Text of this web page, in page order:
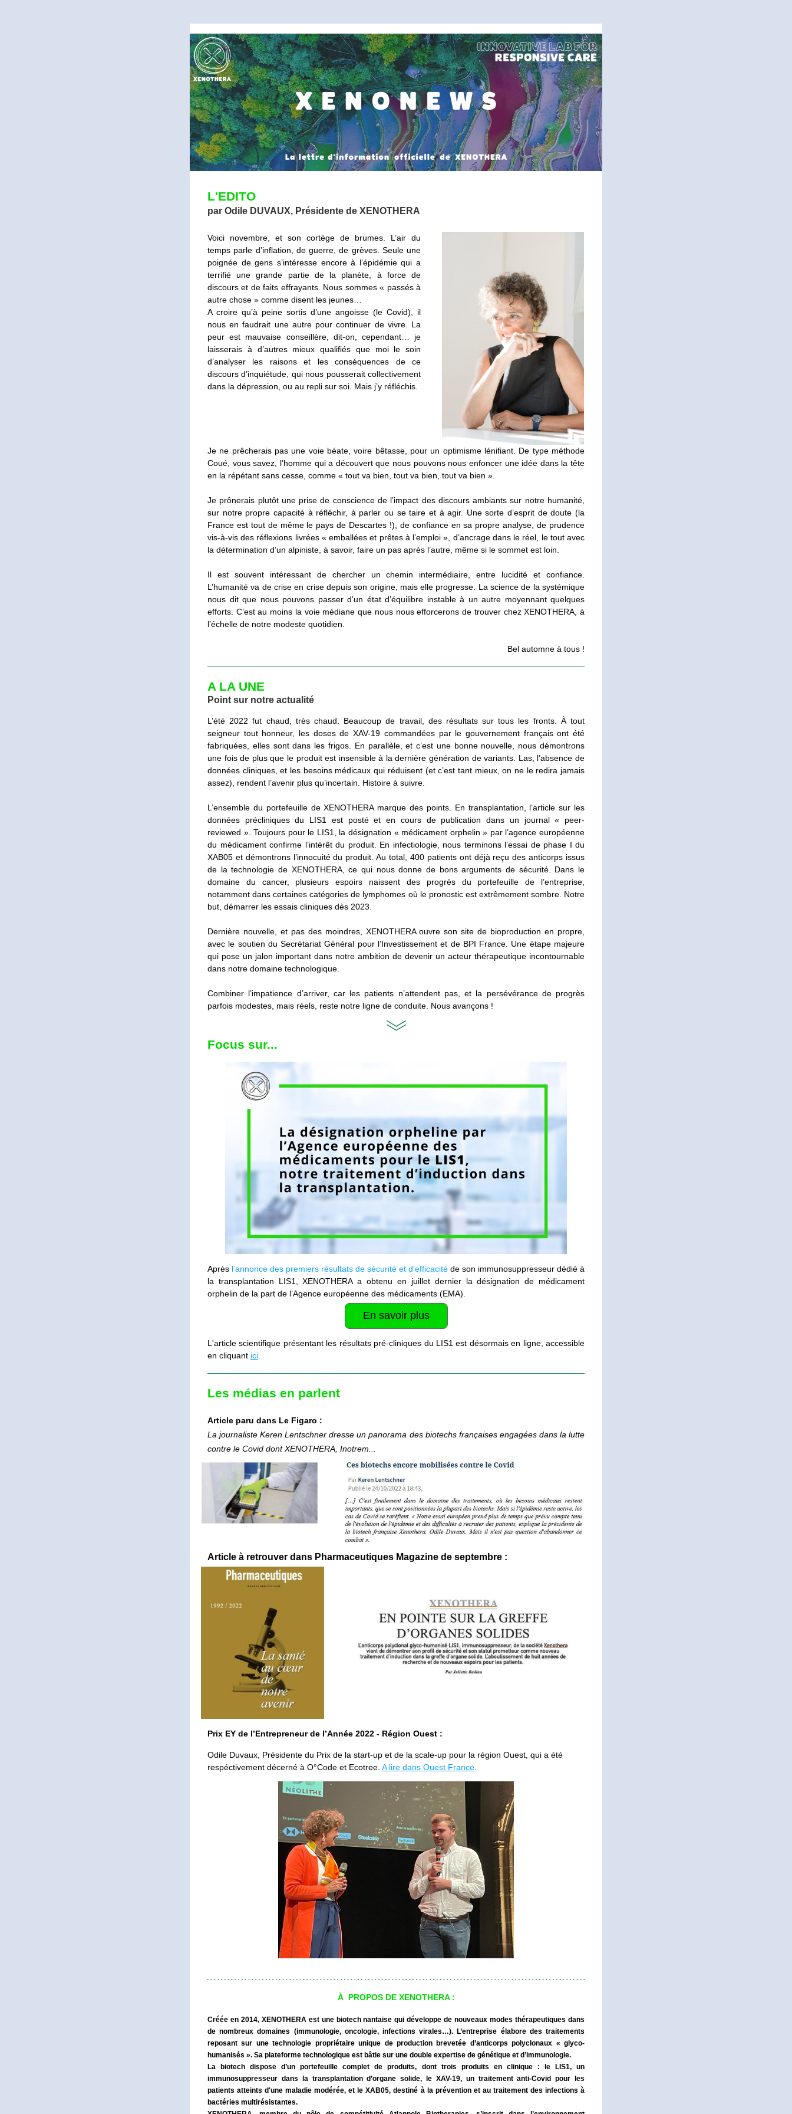
L'EDITO
par Odile DUVAUX, Présidente de XENOTHERA
Voici novembre, et son cortège de brumes. L’air du
temps parle d’inflation, de guerre, de grèves. Seule une
poignée de gens s’intéresse encore à l’épidémie qui a
terrifié une grande partie de la planète, à force de
discours et de faits effrayants. Nous sommes « passés à
autre chose » comme disent les jeunes…
A croire qu’à peine sortis d’une angoisse (le Covid), il
nous en faudrait une autre pour continuer de vivre. La
peur est mauvaise conseillère, dit-on, cependant… je
laisserais à d’autres mieux qualifiés que moi le soin
d’analyser les raisons et les conséquences de ce
discours d’inquiétude, qui nous pousserait collectivement
dans la dépression, ou au repli sur soi. Mais j’y réfléchis.
Je ne prêcherais pas une voie béate, voire bêtasse, pour un optimisme lénifiant. De type méthode
Coué, vous savez, l’homme qui a découvert que nous pouvons nous enfoncer une idée dans la tête
en la répétant sans cesse, comme « tout va bien, tout va bien, tout va bien ».
Je prônerais plutôt une prise de conscience de l’impact des discours ambiants sur notre humanité,
sur notre propre capacité à réfléchir, à parler ou se taire et à agir. Une sorte d’esprit de doute (la
France est tout de même le pays de Descartes !), de confiance en sa propre analyse, de prudence
vis-à-vis des réflexions livrées « emballées et prêtes à l’emploi », d’ancrage dans le réel, le tout avec
la détermination d’un alpiniste, à savoir, faire un pas après l’autre, même si le sommet est loin.
Il est souvent intéressant de chercher un chemin intermédiaire, entre lucidité et confiance.
L’humanité va de crise en crise depuis son origine, mais elle progresse. La science de la systémique
nous dit que nous pouvons passer d’un état d’équilibre instable à un autre moyennant quelques
efforts. C’est au moins la voie médiane que nous nous efforcerons de trouver chez XENOTHERA, à
l’échelle de notre modeste quotidien.
Bel automne à tous !
A LA UNE
Point sur notre actualité
L’été 2022 fut chaud, très chaud. Beaucoup de travail, des résultats sur tous les fronts. À tout
seigneur tout honneur, les doses de XAV-19 commandées par le gouvernement français ont été
fabriquées, elles sont dans les frigos. En parallèle, et c’est une bonne nouvelle, nous démontrons
une fois de plus que le produit est insensible à la dernière génération de variants. Las, l’absence de
données cliniques, et les besoins médicaux qui réduisent (et c’est tant mieux, on ne le redira jamais
assez), rendent l’avenir plus qu’incertain. Histoire à suivre.
L’ensemble du portefeuille de XENOTHERA marque des points. En transplantation, l’article sur les
données précliniques du LIS1 est posté et en cours de publication dans un journal « peer-
reviewed ». Toujours pour le LIS1, la désignation « médicament orphelin » par l’agence européenne
du médicament confirme l’intérêt du produit. En infectiologie, nous terminons l’essai de phase I du
XAB05 et démontrons l’innocuité du produit. Au total, 400 patients ont déjà reçu des anticorps issus
de la technologie de XENOTHERA, ce qui nous donne de bons arguments de sécurité. Dans le
domaine du cancer, plusieurs espoirs naissent des progrès du portefeuille de l’entreprise,
notamment dans certaines catégories de lymphomes où le pronostic est extrêmement sombre. Notre
but, démarrer les essais cliniques dès 2023.
Dernière nouvelle, et pas des moindres, XENOTHERA ouvre son site de bioproduction en propre,
avec le soutien du Secrétariat Général pour l’Investissement et de BPI France. Une étape majeure
qui pose un jalon important dans notre ambition de devenir un acteur thérapeutique incontournable
dans notre domaine technologique.
Combiner l’impatience d’arriver, car les patients n’attendent pas, et la persévérance de progrès
parfois modestes, mais réels, reste notre ligne de conduite. Nous avançons !
Focus sur...
Après l’annonce des premiers résultats de sécurité et d’efficacité de son immunosuppresseur dédié à
la transplantation LIS1, XENOTHERA a obtenu en juillet dernier la désignation de médicament
orphelin de la part de l’Agence européenne des médicaments (EMA).
En savoir plus
L'article scientifique présentant les résultats pré-cliniques du LIS1 est désormais en ligne, accessible
en cliquant ici
Les médias en parlent
Article paru dans Le Figaro :
La journaliste Keren Lentschner dresse un panorama des biotechs françaises engagées dans la lutte
contre le Covid dont XENOTHERA, Inotrem...
Article à retrouver dans Pharmaceutiques Magazine de septembre :
Prix EY de l’Entrepreneur de l’Année 2022 - Région Ouest :
Odile Duvaux, Présidente du Prix de la start-up et de la scale-up pour la région Ouest, qui a été
respéctivement décerné à O°Code et Ecotree. A lire dans Ouest France
À  PROPOS DE XENOTHERA :
Créée en 2014, XENOTHERA est une biotech nantaise qui développe de nouveaux modes thérapeutiques dans
de nombreux domaines (immunologie, oncologie, infections virales…). L’entreprise élabore des traitements
reposant sur une technologie propriétaire unique de production brevetée d’anticorps polyclonaux « glyco-
humanisés ». Sa plateforme technologique est bâtie sur une double expertise de génétique et d’immunologie.
La biotech dispose d’un portefeuille complet de produits, dont trois produits en clinique : le LIS1, un
immunosuppresseur dans la transplantation d’organe solide, le XAV-19, un traitement anti-Covid pour les
patients atteints d'une maladie modérée, et le XAB05, destiné à la prévention et au traitement des infections à
bactéries multirésistantes.